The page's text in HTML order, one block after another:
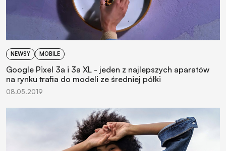
NEWSY MOBILE
Google Pixel 3a i 3a XL - jeden z najlepszych aparatów
na rynku trafia do modeli ze średniej półki
08.05.2019